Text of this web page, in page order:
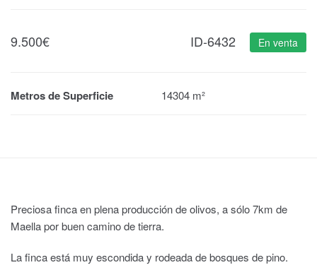
9.500€ ID-6432 En venta
Metros de Superficie 14304 m²
Preciosa finca en plena producción de olivos, a sólo 7km de
Maella por buen camino de tierra.
La finca está muy escondida y rodeada de bosques de pino.